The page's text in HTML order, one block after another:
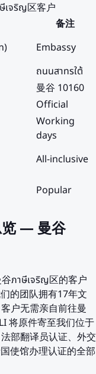
เจริญ区客户
备注
Embassy
ถนนสาทรใต้
曼谷 10160
Official
Working
days
All-inclusive
Popular
览 — 曼谷
ภาษีเจริญ区的客户
的团队拥有17年文
户无需亲自前往曼
将原件寄至我们位于
部翻译员认证、外交
使馆办理认证的全部